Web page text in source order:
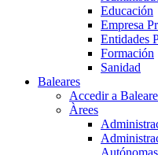
Educación
Empresa
Entidades
Formación
Sanidad
Baleares
Accedir a
Àrees